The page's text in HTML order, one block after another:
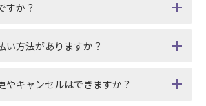
すか？
い方法がありますか？
やキャンセルはできますか？